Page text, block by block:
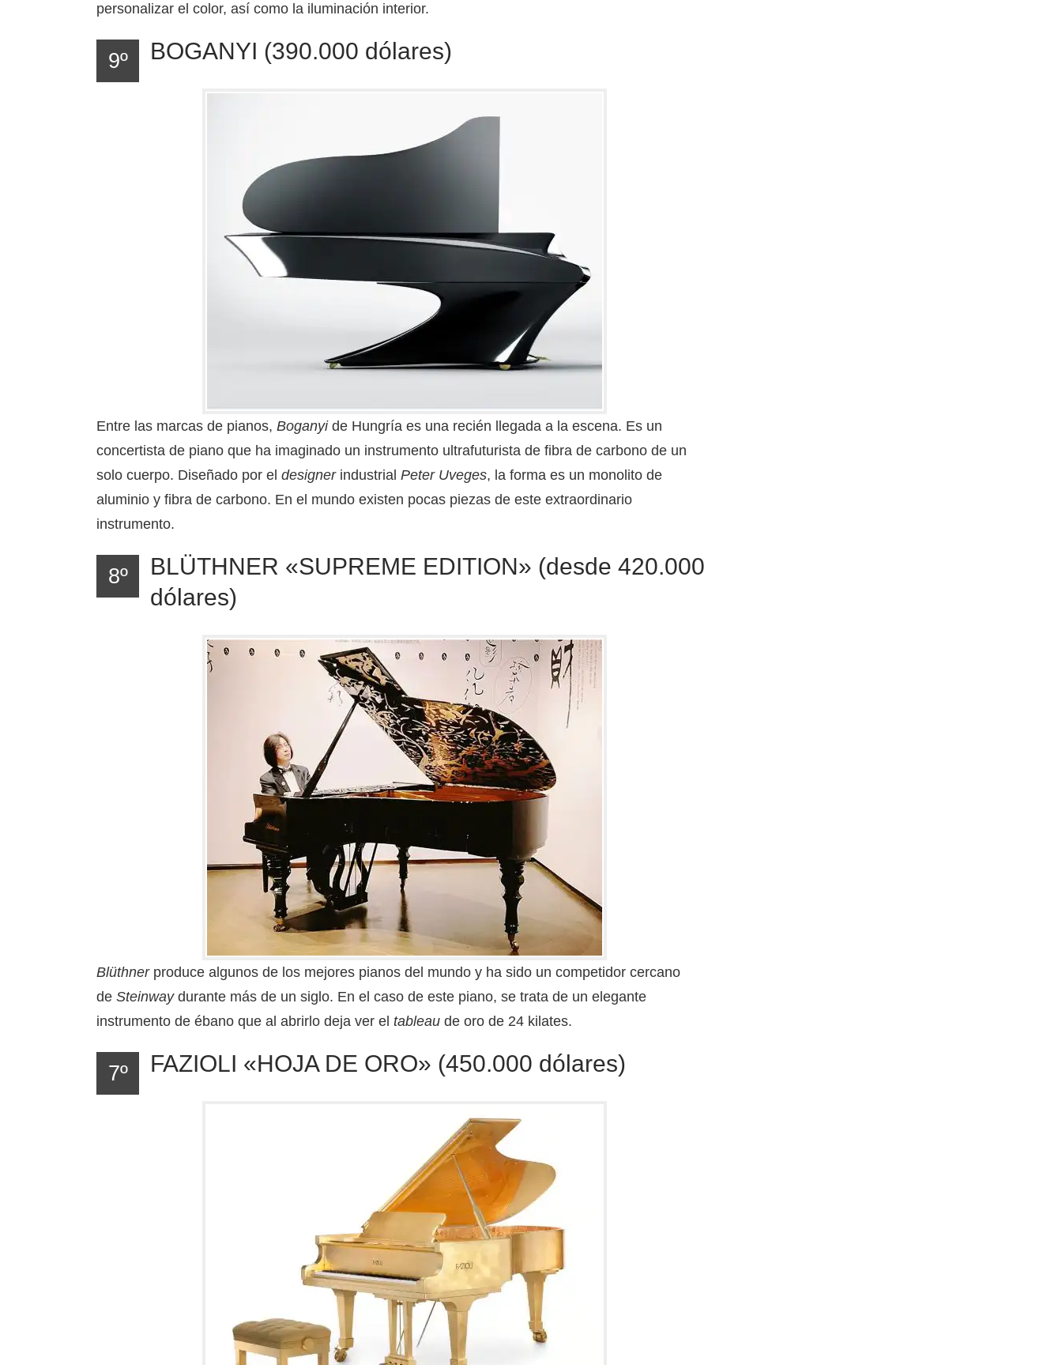
personalizar el color, así como la iluminación interior.
9º BOGANYI (390.000 dólares)
Entre las marcas de pianos, Boganyide Hungría es una recién llegada a la escena. Es un
concertista de piano que ha imaginado un instrumento ultrafuturista de fibra de carbono de un
solo cuerpo. Diseñado por el designerindustrial Peter Uveges, la forma es un monolito de
aluminio y fibra de carbono. En el mundo existen pocas piezas de este extraordinario
instrumento.
8º
BLÜTHNER «SUPREME EDITION» (desde 420.000
dólares)
Blüthnerproduce algunos de los mejores pianos del mundo y ha sido un competidor cercano
de Steinwaydurante más de un siglo. En el caso de este piano, se trata de un elegante
instrumento de ébano que al abrirlo deja ver el tableau de oro de 24 kilates.
7º FAZIOLI «HOJA DE ORO» (450.000 dólares)